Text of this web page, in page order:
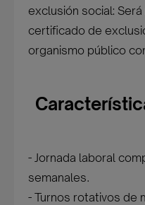
exclusión social:
certificado de
organismo público
- Jornada laboral
semanales.
- Turnos rotativos de